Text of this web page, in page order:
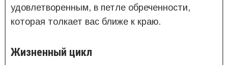
удовлетворенным, в петле обреченности,
которая толкает вас ближе к краю.
Жизненный цикл